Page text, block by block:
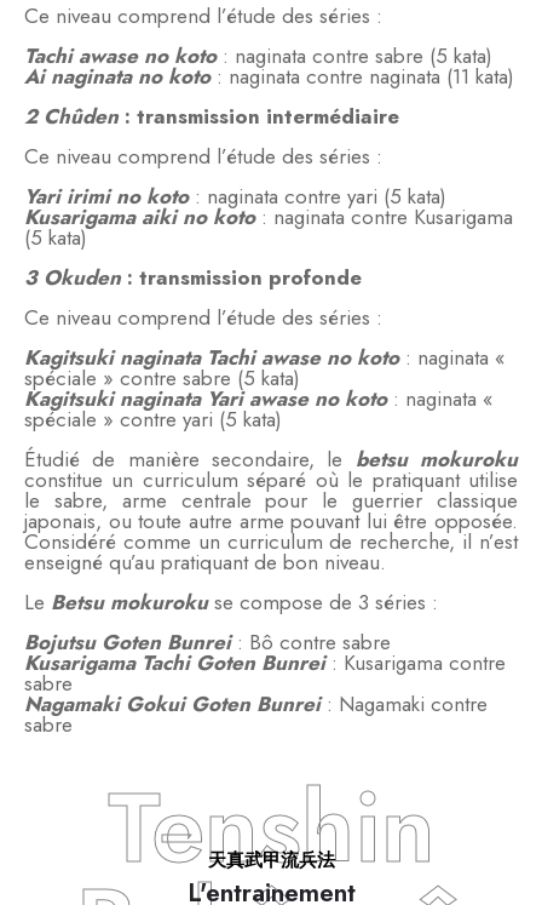
Ce niveau comprend l’étude des séries :
Tachi awase no koto: naginata contre sabre (5 kata)
Ai naginata no koto: naginata contre naginata (11 kata)
2 Chûden : transmission intermédiaire
Ce niveau comprend l’étude des séries :
Yari irimi no koto: naginata contre yari (5 kata)
Kusarigama aiki no koto: naginata contre Kusarigama
(5 kata)
3 Okuden : transmission profonde
Ce niveau comprend l’étude des séries :
Kagitsuki naginata Tachi awase no koto : naginata «
spéciale » contre sabre (5 kata)
Kagitsuki naginata Yari awase no koto: naginata «
spéciale » contre yari (5 kata)
Étudié de manière secondaire, le betsu mokuroku
constitue un curriculum séparé où le pratiquant utilise
le sabre, arme centrale pour le guerrier classique
japonais, ou toute autre arme pouvant lui être opposée.
Considéré comme un curriculum de recherche, il n’est
enseigné qu’au pratiquant de bon niveau.
Le Betsu mokurokuse compose de 3 séries :
Bojutsu Goten Bunrei: Bô contre sabre
Kusarigama Tachi Goten Bunrei: Kusarigama contre
sabre
Nagamaki Gokui Goten Bunrei: Nagamaki contre
sabre
天真武甲流兵法
L'entrainement
Tenshin